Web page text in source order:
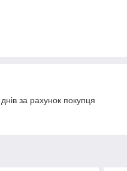
за рахунок покупця